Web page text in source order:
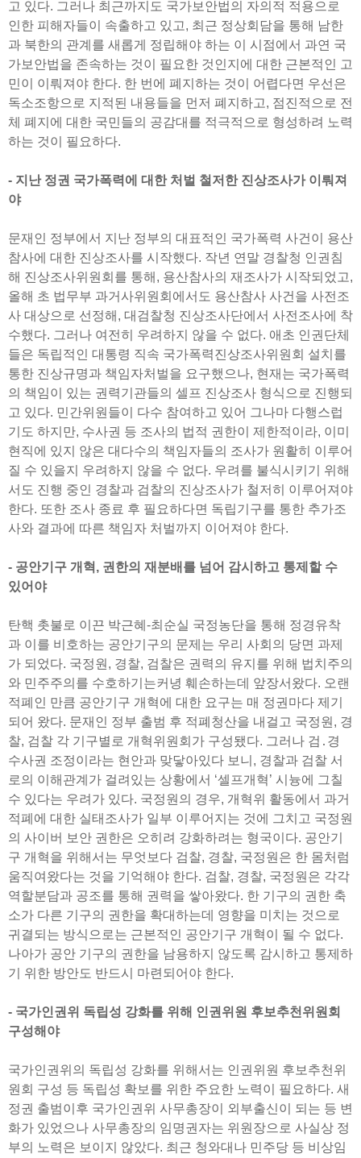
고 있다. 그러나 최근까지도 국가보안법의 자의적 적용으로
인한 피해자들이 속출하고 있고, 최근 정상회담을 통해 남한
과 북한의 관계를 새롭게 정립해야 하는 이 시점에서 과연 국
가보안법을 존속하는 것이 필요한 것인지에 대한 근본적인 고
민이 이뤄져야 한다. 한 번에 폐지하는 것이 어렵다면 우선은
독소조항으로 지적된 내용들을 먼저 폐지하고, 점진적으로 전
체 폐지에 대한 국민들의 공감대를 적극적으로 형성하려 노력
하는 것이 필요하다.
- 지난 정권 국가폭력에 대한 처벌 철저한 진상조사가 이뤄져
야
문재인 정부에서 지난 정부의 대표적인 국가폭력 사건이 용산
참사에 대한 진상조사를 시작했다. 작년 연말 경찰청 인권침
해 진상조사위원회를 통해, 용산참사의 재조사가 시작되었고,
올해 초 법무부 과거사위원회에서도 용산참사 사건을 사전조
사 대상으로 선정해, 대검찰청 진상조사단에서 사전조사에 착
수했다. 그러나 여전히 우려하지 않을 수 없다. 애초 인권단체
들은 독립적인 대통령 직속 국가폭력진상조사위원회 설치를
통한 진상규명과 책임자처벌을 요구했으나, 현재는 국가폭력
의 책임이 있는 권력기관들의 셀프 진상조사 형식으로 진행되
고 있다. 민간위원들이 다수 참여하고 있어 그나마 다행스럽
기도 하지만, 수사권 등 조사의 법적 권한이 제한적이라, 이미
현직에 있지 않은 대다수의 책임자들의 조사가 원활히 이루어
질 수 있을지 우려하지 않을 수 없다. 우려를 불식시키기 위해
서도 진행 중인 경찰과 검찰의 진상조사가 철저히 이루어져야
한다. 또한 조사 종료 후 필요하다면 독립기구를 통한 추가조
사와 결과에 따른 책임자 처벌까지 이어져야 한다.
- 공안기구 개혁, 권한의 재분배를 넘어 감시하고 통제할 수
있어야
탄핵 촛불로 이끈 박근혜-최순실 국정농단을 통해 정경유착
과 이를 비호하는 공안기구의 문제는 우리 사회의 당면 과제
가 되었다. 국정원, 경찰, 검찰은 권력의 유지를 위해 법치주의
와 민주주의를 수호하기는커녕 훼손하는데 앞장서왔다. 오랜
적폐인 만큼 공안기구 개혁에 대한 요구는 매 정권마다 제기
되어 왔다. 문재인 정부 출범 후 적폐청산을 내걸고 국정원, 경
찰, 검찰 각 기구별로 개혁위원회가 구성됐다. 그러나 검․경
수사권 조정이라는 현안과 맞닿아있다 보니, 경찰과 검찰 서
로의 이해관계가 걸려있는 상황에서 ‘셀프개혁’ 시늉에 그칠
수 있다는 우려가 있다. 국정원의 경우, 개혁위 활동에서 과거
적폐에 대한 실태조사가 일부 이루어지는 것에 그치고 국정원
의 사이버 보안 권한은 오히려 강화하려는 형국이다. 공안기
구 개혁을 위해서는 무엇보다 검찰, 경찰, 국정원은 한 몸처럼
움직여왔다는 것을 기억해야 한다. 검찰, 경찰, 국정원은 각각
역할분담과 공조를 통해 권력을 쌓아왔다. 한 기구의 권한 축
소가 다른 기구의 권한을 확대하는데 영향을 미치는 것으로
귀결되는 방식으로는 근본적인 공안기구 개혁이 될 수 없다.
나아가 공안 기구의 권한을 남용하지 않도록 감시하고 통제하
기 위한 방안도 반드시 마련되어야 한다.
- 국가인권위 독립성 강화를 위해 인권위원 후보추천위원회
구성해야
국가인권위의 독립성 강화를 위해서는 인권위원 후보추천위
원회 구성 등 독립성 확보를 위한 주요한 노력이 필요하다. 새
정권 출범이후 국가인권위 사무총장이 외부출신이 되는 등 변
화가 있었으나 사무총장의 임명권자는 위원장으로 사실상 정
부의 노력은 보이지 않았다. 최근 청와대나 민주당 등 비상임